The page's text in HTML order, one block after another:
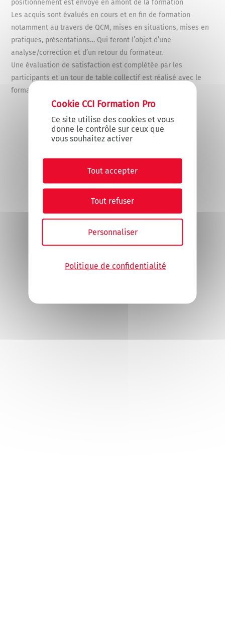
Ce site utilise des cookies et vous
donne le contrôle sur ceux que
vous souhaitez activer
Tout accepter
Tout refuser
Personnaliser
Politique de confidentialité
positionnement est envoyé en amont de la formation
Les acquis sont évalués en cours et en fin de formation
notamment au travers de QCM, mises en situations, mises en
pratiques, présentations… Qui feront l’objet d’une
analyse/correction et d’un retour du formateur.
Une évaluation de satisfaction est complétée par les
participants et un tour de table collectif est réalisé avec le
formateur en fin de formation.